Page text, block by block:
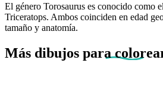
El género Torosaurus es conocido como
Triceratops. Ambos coinciden en edad
tamaño y anatomía.
Más dibujos para